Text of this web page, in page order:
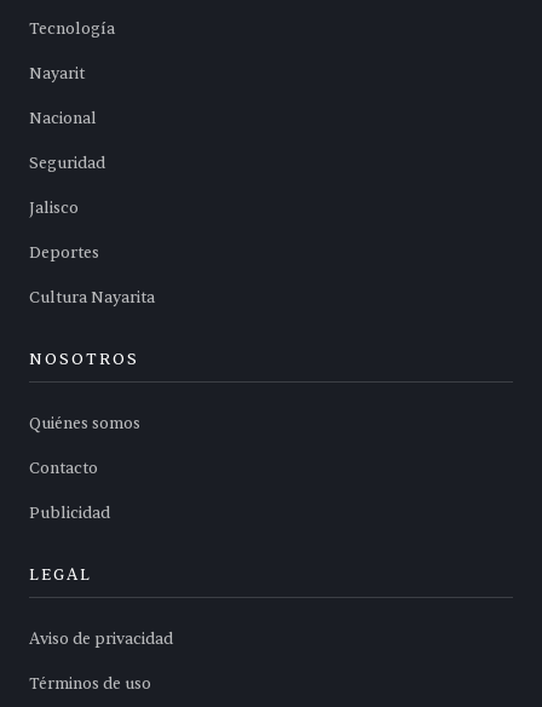
Tecnología
Nayarit
Nacional
Seguridad
Jalisco
Deportes
Cultura Nayarita
NOSOTROS
Quiénes somos
Contacto
Publicidad
LEGAL
Aviso de privacidad
Términos de uso